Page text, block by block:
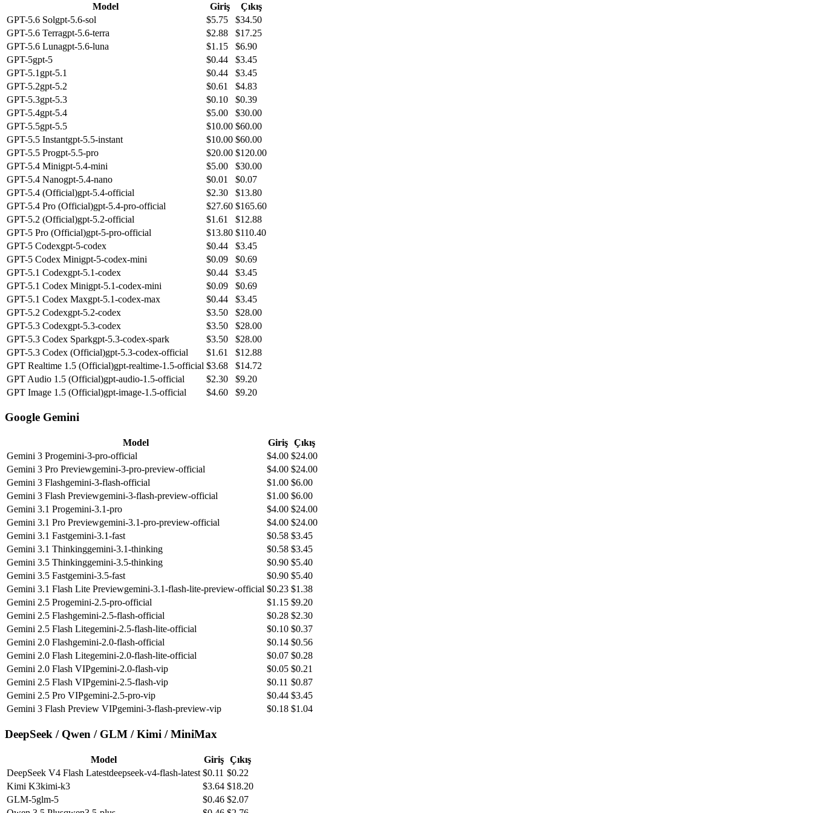
Model Giriş
Çıkış
GPT-5.6 Solgpt-5.6-sol $5.75 $34.50
GPT-5.6 Terragpt-5.6-terra $2.88 $17.25
GPT-5.6 Lunagpt-5.6-luna $1.15 $6.90
GPT-5gpt-5 $0.44 $3.45
GPT-5.1 gpt-5.1 $0.44 $3.45
GPT-5.2gpt-5.2 $0.61 $4.83
GPT-5.3gpt-5.3 $0.10 $0.39
GPT-5.4gpt-5.4 $5.00 $30.00
GPT-5.5gpt-5.5 $10.00 $60.00
GPT-5.5 Instantgpt-5.5-instant $10.00 $60.00
GPT-5.5 Progpt-5.5-pro $20.00 $120.00
GPT-5.4 Minigpt-5.4-mini $5.00 $30.00
GPT-5.4 Nanogpt-5.4-nano $0.01 $0.07
GPT-5.4 (Official)gpt-5.4-official $2.30 $13.80
GPT-5.4 Pro (Official)gpt-5.4-pro-official $27.60 $165.60
GPT-5.2 (Official)gpt-5.2-official $1.61 $12.88
GPT-5 Pro (Official)gpt-5-pro-official $13.80 $110.40
GPT-5 Codexgpt-5-codex $0.44 $3.45
GPT-5 Codex Minigpt-5-codex-mini $0.09 $0.69
GPT-5.1 Codexgpt-5.1-codex $0.44 $3.45
GPT-5.1 Codex Minigpt-5.1-codex-mini $0.09 $0.69
GPT-5.1 Codex Maxgpt-5.1-codex-max $0.44 $3.45
GPT-5.2 Codexgpt-5.2-codex $3.50 $28.00
GPT-5.3 Codexgpt-5.3-codex $3.50 $28.00
GPT-5.3 Codex Sparkgpt-5.3-codex-spark $3.50 $28.00
GPT-5.3 Codex (Official)gpt-5.3-codex-official $1.61 $12.88
GPT Realtime 1.5 (Official)gpt-realtime-1.5-official $3.68 $14.72
GPT Audio 1.5 (Official)gpt-audio-1.5-official $2.30 $9.20
GPT Image 1.5 (Official)gpt-image-1.5-official $4.60 $9.20
Google Gemini
Model Giriş
Çıkış
Gemini 3 Progemini-3-pro-official $4.00 $24.00
Gemini 3 Pro Previewgemini-3-pro-preview-official $4.00 $24.00
Gemini 3 Flashgemini-3-flash-official $1.00 $6.00
Gemini 3 Flash Previewgemini-3-flash-preview-official $1.00 $6.00
Gemini 3.1 Progemini-3.1-pro $4.00 $24.00
Gemini 3.1 Pro Previewgemini-3.1-pro-preview-official $4.00 $24.00
Gemini 3.1 Fastgemini-3.1-fast $0.58 $3.45
Gemini 3.1 Thinkinggemini-3.1-thinking $0.58 $3.45
Gemini 3.5 Thinkinggemini-3.5-thinking $0.90 $5.40
Gemini 3.5 Fastgemini-3.5-fast $0.90 $5.40
Gemini 3.1 Flash Lite Previewgemini-3.1-flash-lite-preview-official $0.23 $1.38
Gemini 2.5 Progemini-2.5-pro-official $1.15 $9.20
Gemini 2.5 Flashgemini-2.5-flash-official $0.28 $2.30
Gemini 2.5 Flash Litegemini-2.5-flash-lite-official $0.10 $0.37
Gemini 2.0 Flashgemini-2.0-flash-official $0.14 $0.56
Gemini 2.0 Flash Litegemini-2.0-flash-lite-official $0.07 $0.28
Gemini 2.0 Flash VIPgemini-2.0-flash-vip $0.05 $0.21
Gemini 2.5 Flash VIPgemini-2.5-flash-vip $0.11 $0.87
Gemini 2.5 Pro VIPgemini-2.5-pro-vip $0.44 $3.45
Gemini 3 Flash Preview VIPgemini-3-flash-preview-vip $0.18 $1.04
DeepSeek / Qwen / GLM / Kimi / MiniMax
Model Giriş
Çıkış
DeepSeek V4 Flash Latestdeepseek-v4-flash-latest $0.11 $0.22
Kimi K3kimi-k3 $3.64 $18.20
GLM-5glm-5 $0.46 $2.07